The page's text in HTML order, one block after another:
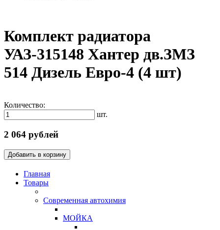
Комплект радиатора
УАЗ-315148 Хантер дв.ЗМЗ
514 Дизель Евро-4 (4 шт)
Количество:
шт.
2 064 рублей
Добавить в корзину
Главная
Товары
Современная автохимия
МОЙКА